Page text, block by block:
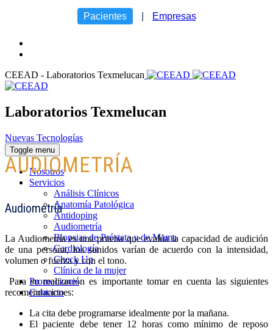
Pacientes Empresas
CEEAD - Laboratorios Texmelucan
Laboratorios Texmelucan
Nuevas Tecnologías
Toggle menu
Nosotros
Servicios
Análisis Clínicos
Anatomía Patológica
Antidoping
Audiometría
Biopsias de Próstata y de Mama
Cardiología
Check Up
Clínica de la mujer
Promociones
Contacto
AUDIOMETRÍA
Audiometría
La Audiometría es una prueba que evalúa la capacidad de audición
de una persona, los sonidos varían de acuerdo con la intensidad,
volumen o fuerza y con el tono.
Para su realización es importante tomar en cuenta las siguientes
recomendaciones:
La cita debe programarse idealmente por la mañana.
El paciente debe tener 12 horas como mínimo de reposo